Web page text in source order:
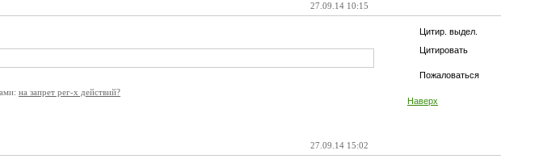
27.09.14 10:15
Цитир. выдел.
Цитировать
Пожаловаться
Наверх
на запрет рег-х действий?
27.09.14 15:02